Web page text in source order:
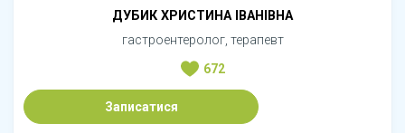
ДУБИК ХРИСТИНА ІВАНІВНА
гастроентеролог, терапевт
672
Записатися